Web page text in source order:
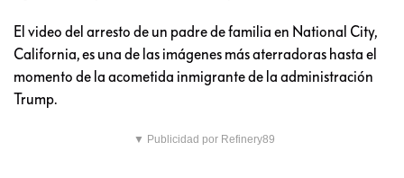
El video del arresto de un padre de familia en National City,
California, es una de las imágenes más aterradoras hasta el
momento de la acometida inmigrante de la administración
Trump.
▼ Publicidad por Refinery89